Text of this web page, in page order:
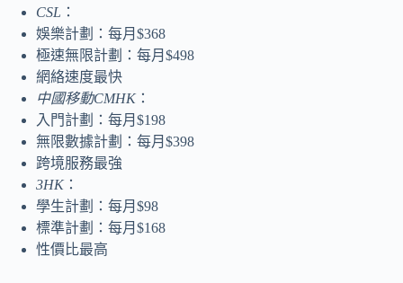
CSL ：
娛樂計劃：每月$368
極速無限計劃：每月$498
網絡速度最快
中國移動CMHK：
入門計劃：每月$198
無限數據計劃：每月$398
跨境服務最強
3HK：
學生計劃：每月$98
標準計劃：每月$168
性價比最高